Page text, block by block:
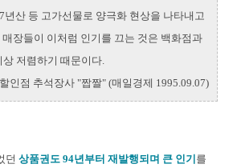
년산 등 고가선물로 양극화 현상을 나타내고
장들이 이처럼 인기를 끄는 것은 백화점과
저렴하기 때문이다.
할인점 추석장사 "짭짤" (매일경제 1995.09.07)
던 상품권도 94년부터 재발행되며 큰 인기를